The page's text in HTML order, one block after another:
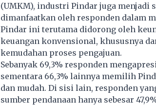
(UMKM), industri Pindar juga menjadi
dimanfaatkan oleh responden dalam
Pindar ini terutama didorong oleh
keuangan konvensional, khususnya
kemudahan proses pengajuan.
Sebanyak 69,3% responden
sementara 66,3% lainnya memilih
dan mudah. Di sisi lain, responden
sumber pendanaan hanya sebesar